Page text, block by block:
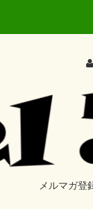
メルマガ登